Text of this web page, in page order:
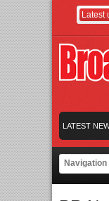
Latest
LATEST
Film KETOK MEJIK
UI dan Universitas